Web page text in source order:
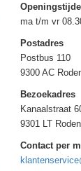
ma t/m vr
Postadres
Postbus 110
9300 AC
Bezoekadres
Kanaalstraat
9301 LT Roden
Contact per